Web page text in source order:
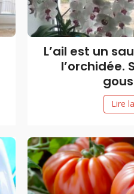
L’ail est un
l’orchidée.
Lire